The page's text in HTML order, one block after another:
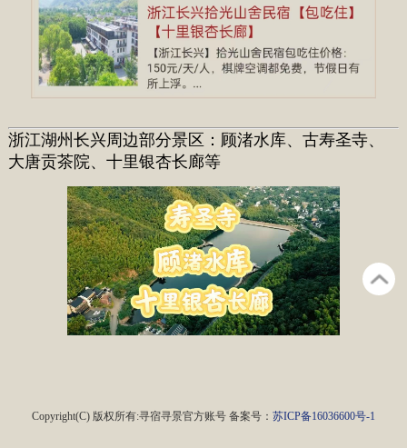
浙江湖州长兴周边部分景区：顾渚水库、古寿圣寺、
大唐贡茶院、十里银杏长廊等
Copyright(C) 版权所有:寻宿寻景官方账号 备案号： 苏ICP备16036600号-1